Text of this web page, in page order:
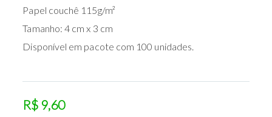
Papel couchê 115g/m²
Tamanho: 4 cm x 3 cm
Disponível em pacote com 100 unidades.
R$ 9,60